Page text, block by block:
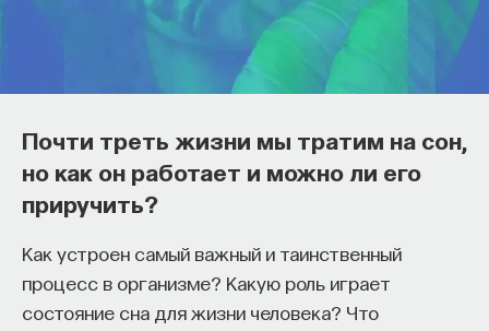
Почти треть жизни мы тратим на сон,
но как он работает и можно ли его
приручить?
Как устроен самый важный и таинственный
процесс в организме? Какую роль играет
состояние сна для жизни человека? Что
Если воспринимать ИИ просто как помощника,
ресурс или способ сэкономить усилия, студенты
чаще всего лишь снижают когнитивную
создан. Они некритично делегируют агенту
самые разные задачи и переносят в эту
коммуникацию далеко не лучшие привычки.
собеседника, который заставляет уточнять
основания, спорить и продумывать собственную